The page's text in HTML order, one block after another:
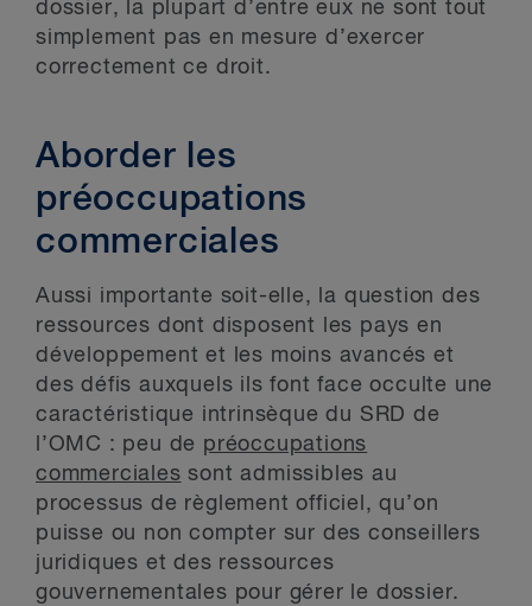
dossier, la plupart d’entre eux ne sont tout
simplement pas en mesure d’exercer
correctement ce droit.
Aborder les
préoccupations
commerciales
Aussi importante soit-elle, la question des
ressources dont disposent les pays en
développement et les moins avancés et
des défis auxquels ils font face occulte une
caractéristique intrinsèque du SRD de
l’OMC : peu de préoccupations
commerciales sont admissibles au
processus de règlement officiel, qu’on
puisse ou non compter sur des conseillers
juridiques et des ressources
gouvernementales pour gérer le dossier.